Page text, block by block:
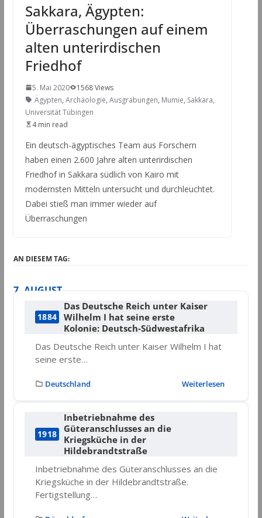
Sakkara, Ägypten:
Überraschungen auf einem
alten unterirdischen
Friedhof
5. Mai 2020
1568 Views
Ägypten, Archäologie, Ausgrabungen, Mumie, Sakkara,
Universität Tübingen
4 min read
Ein deutsch-ägyptisches Team aus Forschern
haben einen 2.600 Jahre alten unterirdischen
Friedhof in Sakkara südlich von Kairo mit
modernsten Mitteln untersucht und durchleuchtet.
Dabei stieß man immer wieder auf
Überraschungen
AN DIESEM TAG:
7. AUGUST
1884
Das Deutsche Reich unter Kaiser
Wilhelm I hat seine erste
Kolonie: Deutsch-Südwestafrika
Das Deutsche Reich unter Kaiser Wilhelm I hat
seine erste…
Deutschland Weiterlesen
1918
Inbetriebnahme des
Güteranschlusses an die
Kriegsküche in der
Hildebrandtstraße
Inbetriebnahme des Güteranschlusses an die
Kriegsküche in der Hildebrandtstraße.
Fertigstellung…